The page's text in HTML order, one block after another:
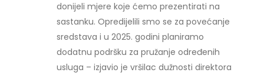
donijeli mjere koje ćemo prezentirati na
sastanku. Opredijelili smo se za povećanje
sredstava i u 2025. godini planiramo
dodatnu podršku za pružanje određenih
usluga – izjavio je vršilac dužnosti direktora